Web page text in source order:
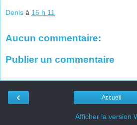
Denis à 15 h 11
Aucun commentaire:
Publier un commentaire
‹ Accueil
Afficher la version